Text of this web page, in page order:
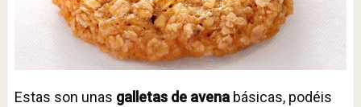
Estas son unas galletas de avenabásicas, podéis